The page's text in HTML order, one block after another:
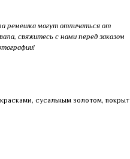
ремешка могут отличаться от
свяжитесь с нами перед заказом
сусальным золотом, покрыт